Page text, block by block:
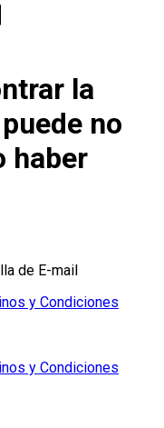
la
no
haber
de E-mail
y Condiciones
y Condiciones